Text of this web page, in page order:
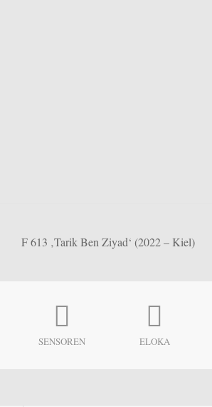
F 613 ‚Tarik Ben Ziyad‘ (2022 – Kiel)
SENSOREN ELOKA